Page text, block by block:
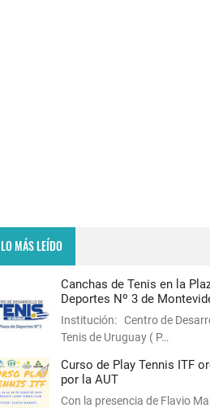
LO MÁS LEÍDO
Canchas de Tenis en la
Deportes Nº 3 de
Institución: Centro de
Tenis de Uruguay ( P…
Curso de Play Tennis ITF
por la AUT
Con la presencia de Flavio